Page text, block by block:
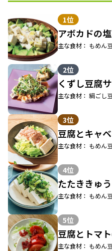
1位
アボカドの
主な食材： もめん
2位
くずし豆腐
主な食材： 絹ごし
3位
豆腐とキャ
主な食材： もめん
4位
たたききゅ
主な食材： もめん
5位
豆腐とトマ
主な食材： もめん